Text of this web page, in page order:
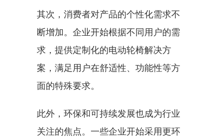
其次，消费者对产品的个性化需求不
断增加。企业开始根据不同用户的需
求，提供定制化的电动轮椅解决方
案，满足用户在舒适性、功能性等方
面的特殊要求。
此外，环保和可持续发展也成为行业
关注的焦点。一些企业开始采用更环